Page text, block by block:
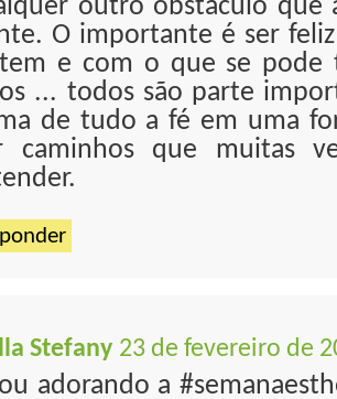
outro obstáculo que
O importante é ser
e com o que se pode
... todos são parte
de tudo a fé em uma
caminhos que muitas
Stefany 23 de fevereiro de
adorando a